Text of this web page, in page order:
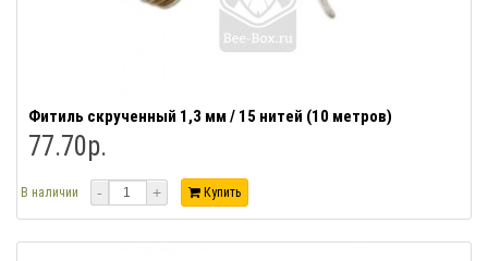
Фитиль скрученный 1,3 мм / 15 нитей (10 метров)
77.70р.
В наличии - + Купить